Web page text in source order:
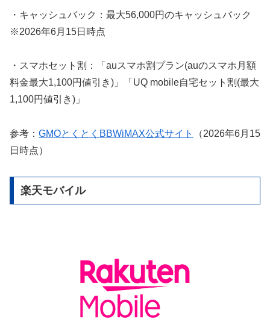
・キャッシュバック：最大56,000円のキャッシュバック
※2026年6月15日時点
・スマホセット割：「auスマホ割プラン(auのスマホ月額
料金最大1,100円値引き)」「UQ mobile自宅セット割(最大
1,100円値引き)」
参考： GMOとくとくBBWiMAX公式サイト
（2026年6月15
日時点）
楽天モバイル